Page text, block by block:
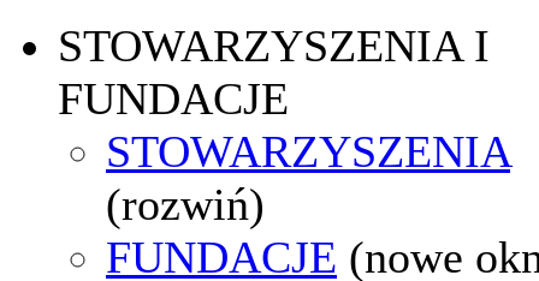
STOWARZYSZENIA I
FUNDACJE
STOWARZYSZENIA
(rozwiń)
FUNDACJE (nowe